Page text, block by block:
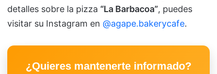
detalles sobre la pizza “La Barbacoa”, puedes
visitar su Instagram en @agape.bakerycafe.
¿Quieres mantenerte informado?